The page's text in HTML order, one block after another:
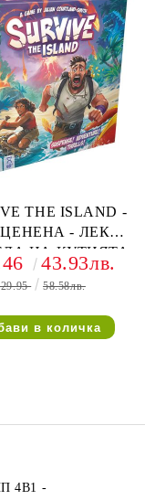
THE ISLAND -
- ЛЕКА
НА КУТИЯТА
43.93лв.
58.58лв.
4В1 -